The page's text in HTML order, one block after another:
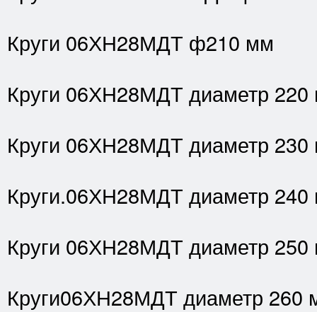
Круги 06ХН28МДТ ф210 мм
Круги 06ХН28МДТ диаметр
Круги 06ХН28МДТ диаметр
Круги.06ХН28МДТ диаметр
Круги 06ХН28МДТ диаметр
Круги06ХН28МДТ диаметр 260